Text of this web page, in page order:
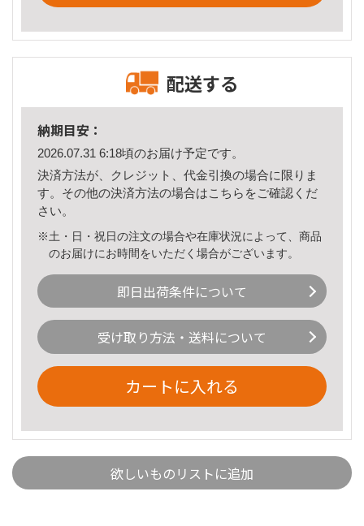
配送する
納期目安：
2026.07.31 6:18頃のお届け予定です。
決済方法が、クレジット、代金引換の場合に限りま
す。その他の決済方法の場合はこちら をご確認くだ
さい。
※土・日・祝日の注文の場合や在庫状況によって、商品
のお届けにお時間をいただく場合がございます。
即日出荷条件について
受け取り方法・送料について
カートに入れる
欲しいものリストに追加